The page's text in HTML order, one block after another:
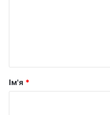
р
Ім'я *